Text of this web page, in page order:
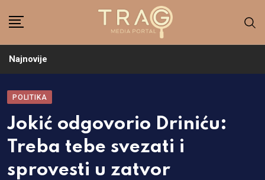
Najnovije
POLITIKA
Jokić odgovorio Driniću:
Treba tebe svezati i
sprovesti u zatvor